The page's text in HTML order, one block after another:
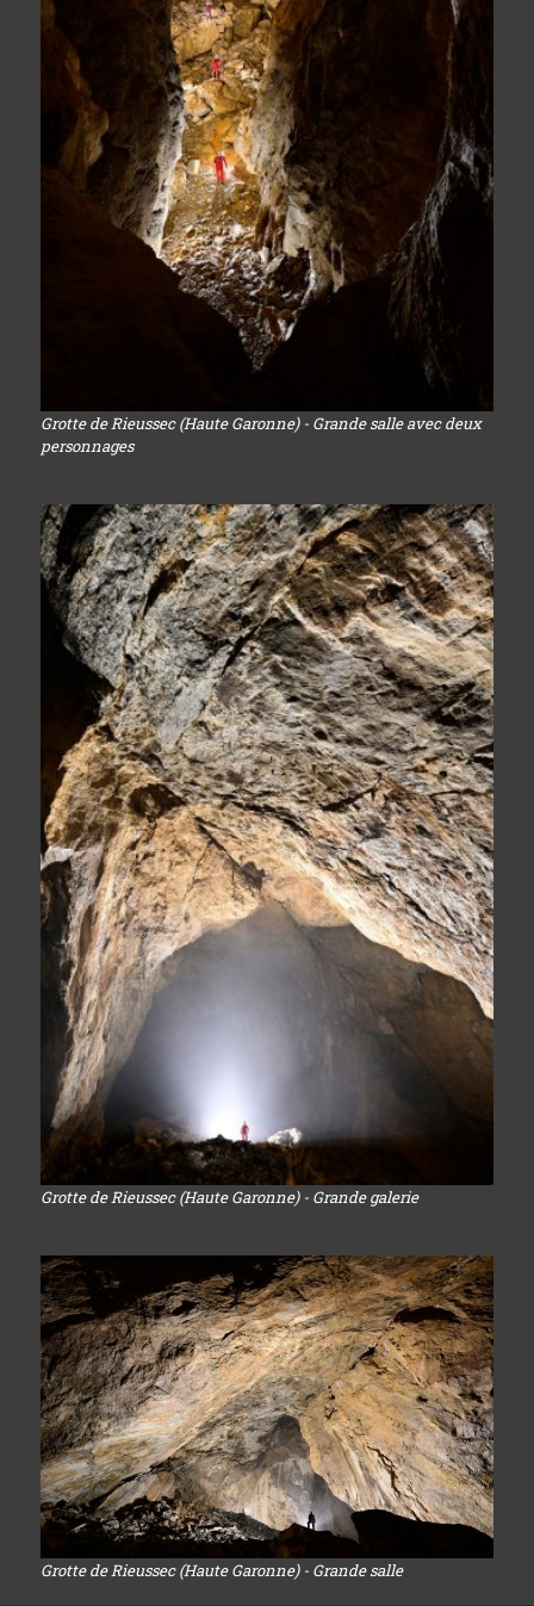
Grotte de Rieussec (Haute Garonne) - Grande salle avec deux
personnages
Grotte de Rieussec (Haute Garonne) - Grande galerie
Grotte de Rieussec (Haute Garonne) - Grande salle